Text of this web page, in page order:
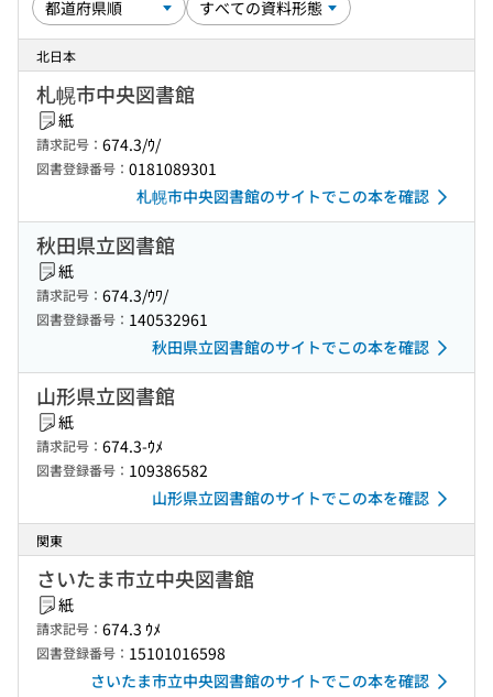
北日本
札幌市中央図書館
紙
請求記号： 674.3/ｳ/
図書登録番号： 0181089301
札幌市中央図書館のサイトでこの本を確認
秋田県立図書館
紙
請求記号： 674.3/ｳﾜ/
図書登録番号： 140532961
秋田県立図書館のサイトでこの本を確認
山形県立図書館
紙
請求記号： 674.3-ｳﾒ
図書登録番号： 109386582
山形県立図書館のサイトでこの本を確認
関東
さいたま市立中央図書館
紙
請求記号： 674.3 ｳﾒ
図書登録番号： 15101016598
さいたま市立中央図書館のサイトでこの本を確認